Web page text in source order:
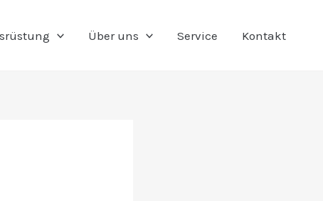
Über uns Service Kontakt